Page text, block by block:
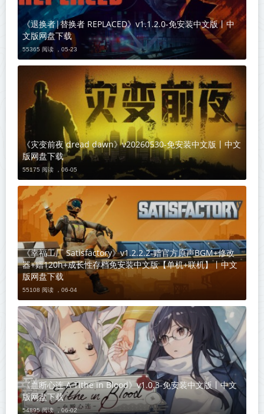
《退换者|替换者 REPLACED》v1.1.2.0-免安装中文版丨中
文版网盘下载
55365 阅读 ， 05-23
《灾变前夜 dread dawn》v20260530-免安装中文版丨中文
版网盘下载
55175 阅读 ， 06-05
《幸福工厂 Satisfactory》v1.2.2.2-赠官方原声BGM+修改
器+赠120h+成长性存档免安装中文版【单机+联机】丨中文
版网盘下载
55108 阅读 ， 06-04
《血断心连 A Tithe in Blood》v1.0.3-免安装中文版丨中文
版网盘下载
54895 阅读 ， 06-02